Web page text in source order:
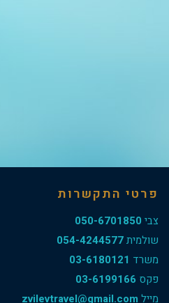
פרטי התקשרות
צבי 050-6701850
שולמית054-4244577
משרד 03-6180121
פקס 03-6199166
מייל zvilevtravel@gmail.com